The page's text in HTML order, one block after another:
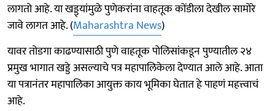
लागतो आहे. या खड्ड्यांमुळे पुणेकरांना वाहतूक कोंडीला देखील सामोरे
जावे लागत आहे. (Maharashtra News)
यावर तोडगा काढण्यासाठी पुणे वाहतूक पोलिसांकडून पुण्यातील २४
प्रमुख भागात खड्डे असल्याचे पत्र महापालिकेला देण्यात आले आहे. आता
या पत्रानंतर महापालिका आयुक्त काय भूमिका घेतात हे पाहणं महत्त्वाचं
आहे.